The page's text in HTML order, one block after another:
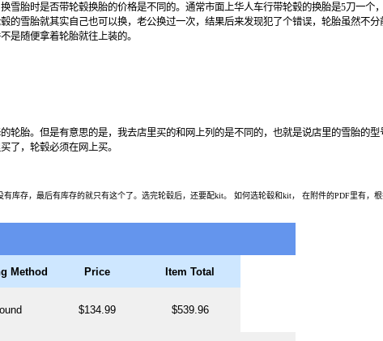
雪胎时是否带轮毂换胎的价格是不同的。通常市面上华人车行带轮毂的换胎是5刀一个
的雪胎就其实自己也可以换，老公换过一次，结果后来发现犯了个错误，轮胎虽然不分
是随便拿着轮胎就往上装的。
轮胎。但是有意思的是，我去店里买的和网上列的是不同的，也就是说店里的雪胎的型
了，轮毂必须在网上买。
库存，最后有库存的就只有这个了。选完轮毂后，还要配kit。 如何选轮毂和kit， 在附件的PDF里有，
Method Price Item Total
$134.99 $539.96